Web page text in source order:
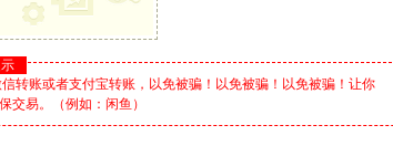
转账或者支付宝转账，以免被骗！以免被骗！以免被骗！让你
交易。（例如：闲鱼）